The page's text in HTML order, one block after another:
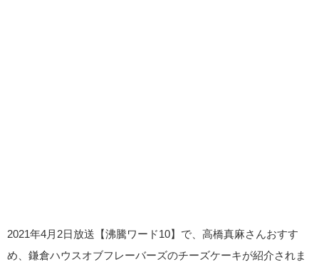
2021年4月2日放送【沸騰ワード10】で、高橋真麻さんおすす
め、鎌倉ハウスオブフレーバーズのチーズケーキが紹介されま